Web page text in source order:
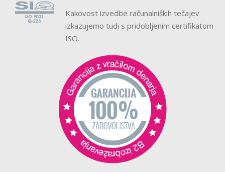
Kakovost izvedbe računalniških tečajev
izkazujemo tudi s pridobljenim certifikatom
ISO.